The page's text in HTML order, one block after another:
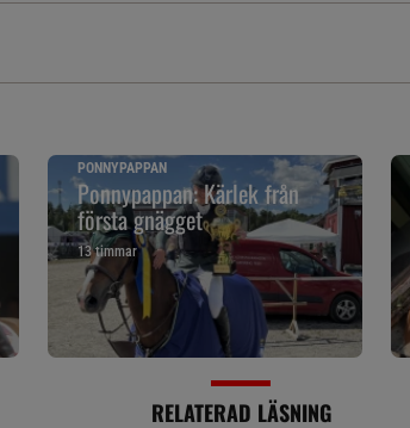
PONNYPAPPAN
Ponnypappan: Kärlek från
första gnägget
13 timmar
RELATERAD LÄSNING